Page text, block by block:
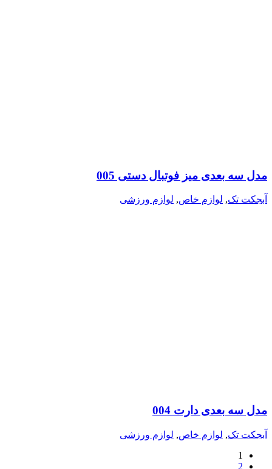
مدل سه بعدی میز فوتبال دستی 005
آبجکت تک, لوازم خاص, لوازم ورزشی
مدل سه بعدی دارت 004
آبجکت تک, لوازم خاص, لوازم ورزشی
1
2